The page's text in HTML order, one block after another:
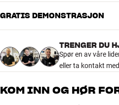
Denne pakken gir deg en fleksibel
Bluetooth, batteridrift og ekstra
de enkelte produktene på
4.7
87
GRATIS DEMONSTRASJON
TRENGER DU
Spør en av våre
eller ta kontakt
KOM INN OG HØR